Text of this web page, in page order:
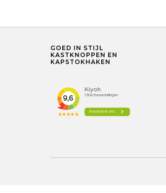
GOED IN STIJL
KASTKNOPPEN EN
KAPSTOKHAKEN